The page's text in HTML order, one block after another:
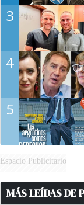
3
4
5
Espacio Publicitario
MÁS LEÍDAS DE